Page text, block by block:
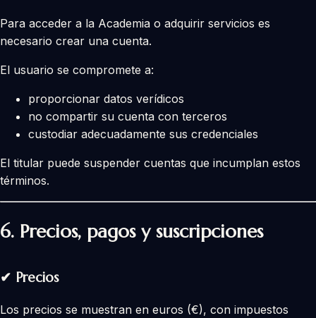
Para acceder a la Academia o adquirir servicios es
necesario crear una cuenta.
El usuario se compromete a:
proporcionar datos verídicos
no compartir su cuenta con terceros
custodiar adecuadamente sus credenciales
El titular puede suspender cuentas que incumplan estos
términos.
6. Precios, pagos y suscripciones
✔ Precios
Los precios se muestran en euros (€), con impuestos